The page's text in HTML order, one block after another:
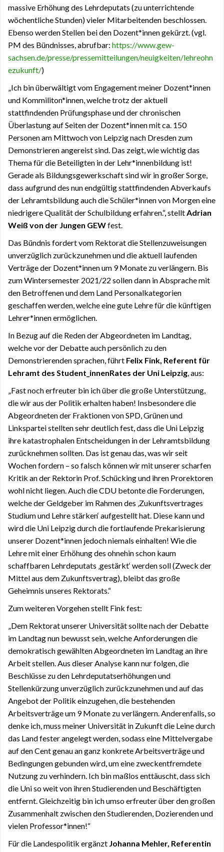
massive Erhöhung des Lehrdeputats (zu unterrichtende
wöchentliche Stunden) vieler Mitarbeitenden beschlossen.
Ebenso werden Stellen bei den Dozent*innen gekürzt. (vgl.
PM des Bündnisses, abrufbar: https://www.gew-
sachsen.de/presse/pressemitteilungen/neuigkeiten/lehreohn
ezukunft/)
„Ich bin überwältigt vom Engagement meiner Dozent*innen
und Kommiliton*innen, welche trotz der aktuell
stattfindenden Prüfungsphase und der chronischen
Überlastung auf Seiten der Dozent*innen mit ca. 150
Personen am Mittwoch von Leipzig nach Dresden zum
Demonstrieren angereist sind. Das zeigt, wie wichtig das
Thema für die Beteiligten in der Lehr*innenbildung ist!
Gerade als Bildungsgewerkschaft sind wir in großer Sorge,
dass aufgrund des nun endgültig stattfindenden Abverkaufs
der Lehramtsbildung auch die Schüler*innen von Morgen eine
niedrigere Qualität der Schulbildung erfahren.“, stelltAdrian
Weiß von der Jungen GEWfest.
Das Bündnis fordert vom Rektorat die Stellenzuweisungen
unverzüglich zurückzunehmen und die aktuell laufenden
Verträge der Dozent*innen um 9 Monate zu verlängern. Bis
zum Wintersemester 2021/22 sollen dann in Absprache mit
den Betroffenen und dem Land Personalkategorien
geschaffen werden, welche eine gute Lehre für die künftigen
Lehrer*innen ermöglichen.
In Bezug auf die Reden der Abgeordneten im Landtag,
welche vor der Debatte auch persönlich zu den
Demonstrierenden sprachen, führt Felix Fink, Referent für
Lehramt des Student_innenRates der Uni Leipzig, aus:
„Fast noch erfreuter bin ich über die große Unterstützung,
die wir aus der Politik erhalten haben! Insbesondere die
Abgeordneten der Fraktionen von SPD, Grünen und
Linkspartei stellten sehr deutlich fest, dass die Uni Leipzig
ihre katastrophalen Entscheidungen in der Lehramtsbildung
zurücknehmen sollten. Das ist genau das, was wir seit
Wochen fordern – so falsch können wir mit unserer scharfen
Kritik an der Rektorin Prof. Schücking und ihren Prorektoren
wohl nicht liegen. Auch die CDU betonte die Forderungen,
welche der Geldgeber im Rahmen des ‚Zukunftsvertrages
Studium und Lehre stärken‘ aufgestellt hat. Diese kann und
wird die Uni Leipzig durch die fortlaufende Prekarisierung
unserer Dozent*innen jedoch niemals einhalten! Wie die
Lehre mit einer Erhöhung des ohnehin schon kaum
schaffbaren Lehrdeputats ‚gestärkt‘ werden soll (Zweck der
Mittel aus dem Zukunftsvertrag), bleibt das große
Geheimnis unseres Rektorats.“
Zum weiteren Vorgehen stellt Fink fest:
„Dem Rektorat unserer Universität sollte nach der Debatte
im Landtag nun bewusst sein, welche Anforderungen die
demokratisch gewählten Abgeordneten im Landtag an ihre
Arbeit stellen. Aus dieser Analyse kann nur folgen, die
Beschlüsse zu den Lehrdeputatserhöhungen und
Stellenkürzung unverzüglich zurückzunehmen und auf das
Angebot der Politik einzugehen, die bestehenden
Arbeitsverträge um 9 Monate zu verlängern. Anderenfalls, so
denke ich, muss meiner Universität in Zukunft die Leine durch
das Land fester angelegt werden, sodass eine Mittelvergabe
auf den Cent genau an ganz konkrete Arbeitsverträge und
Bedingungen gebunden wird, um eine zweckentfremdete
Nutzung zu verhindern. Ich bin maßlos enttäuscht, dass sich
die Uni so weit von ihren Studierenden und Beschäftigten
entfernt. Gleichzeitig bin ich umso erfreuter über den großen
Zusammenhalt zwischen den Studierenden, Dozierenden und
vielen Professor*innen!“
Für die Landespolitik ergänzt Johanna Mehler, Referentin